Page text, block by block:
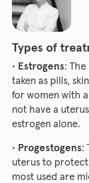
Types of
• Estrogens:
taken as pills,
for women with
not have a
estrogen alone.
• Progestogens:
uterus to protect
most used are